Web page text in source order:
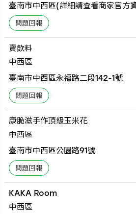
臺南市中西區(詳細請查看商家官方
賣飲料
中西區
臺南市中西區永福路二段142-1號
康脆滋手作頂級玉米花
中西區
臺南市中西區公園路91號
KAKA Room
中西區